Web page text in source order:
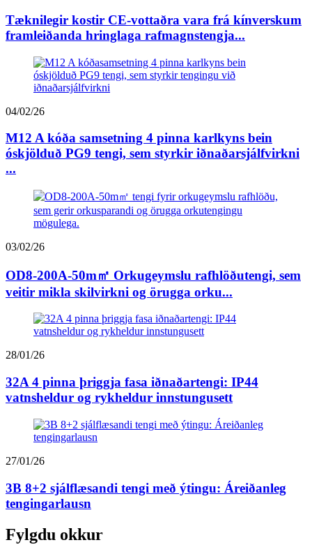
Tæknilegir kostir CE-vottaðra vara frá kínverskum
framleiðanda hringlaga rafmagnstengja...
04/02/26
M12 A kóða samsetning 4 pinna karlkyns bein
óskjölduð PG9 tengi, sem styrkir iðnaðarsjálfvirkni
...
03/02/26
OD8-200A-50m㎡ Orkugeymslu rafhlöðutengi, sem
veitir mikla skilvirkni og örugga orku...
28/01/26
32A 4 pinna þriggja fasa iðnaðartengi: IP44
vatnsheldur og rykheldur innstungusett
27/01/26
3B 8+2 sjálflæsandi tengi með ýtingu: Áreiðanleg
tengingarlausn
Fylgdu okkur